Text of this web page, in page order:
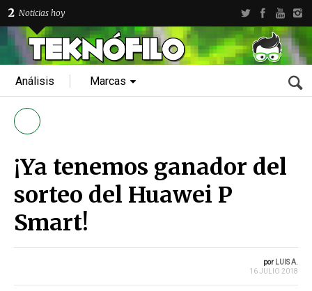
2 Noticias hoy
Análisis Marcas
¡Ya tenemos ganador del
sorteo del Huawei P
Smart!
por LUIS A.
16 JULIO 2018